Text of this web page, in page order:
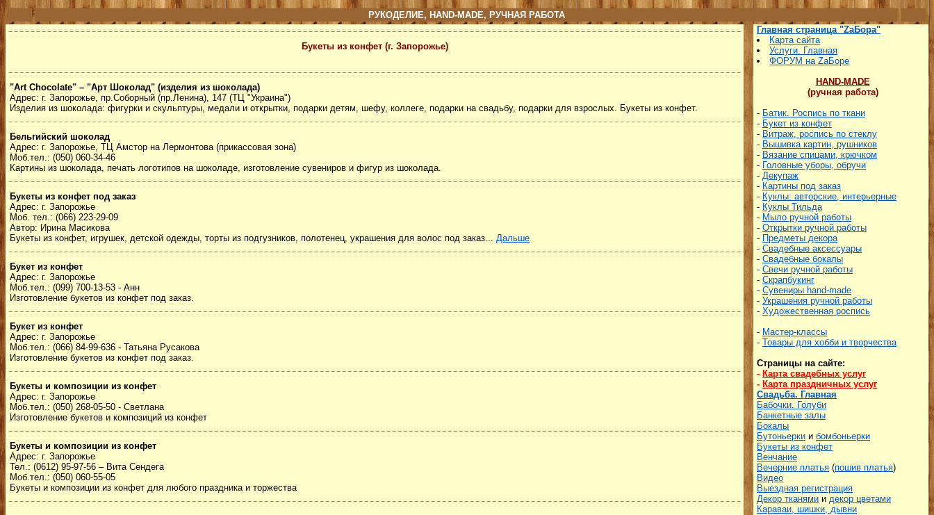
РУКОДЕЛИЕ, HAND-MADE, РУЧНАЯ РАБОТА
Букеты из конфет (г. Запорожье)
"Art Chocolate" – "Арт Шоколад" (изделия из шоколада)
Адрес: г. Запорожье, пр.Соборный (пр.Ленина), 147 (ТЦ "Украина")
Изделия из шоколада: фигурки и скульптуры, медали и открытки, подарки детям, шефу, коллеге, подарки на свадьбу, подарки для взрослых. Букеты из конфет.
Бельгийский шоколад
Адрес: г. Запорожье, ТЦ Амстор на Лермонтова (прикассовая зона)
Моб.тел.: (050) 060-34-46
Картины из шоколада, печать логотипов на шоколаде, изготовление сувениров и фигур из шоколада.
Букеты из конфет под заказ
Адрес: г. Запорожье
Моб. тел.: (066) 223-29-09
Автор: Ирина Масикова
Букеты из конфет, игрушек, детской одежды, торты из подгузников, полотенец, украшения для волос под заказ... Дальше
Букет из конфет
Адрес: г. Запорожье
Моб.тел.: (099) 700-13-53 - Анн
Изготовление букетов из конфет под заказ.
Букет из конфет
Адрес: г. Запорожье
Моб.тел.: (066) 84-99-636 - Татьяна Русакова
Изготовление букетов из конфет под заказ.
Букеты и композиции из конфет
Адрес: г. Запорожье
Моб.тел.: (050) 268-05-50 - Светлана
Изготовление букетов и композиций из конфет
Букеты и композиции из конфет
Адрес: г. Запорожье
Тел.: (0612) 95-97-56 – Вита Сендега
Моб.тел.: (050) 060-55-05
Букеты и композиции из конфет для любого праздника и торжества
Главная страница "ZаБора"
Карта сайта
Услуги. Главная
ФОРУМ на ZаБоре
HAND-MADE
(ручная работа)
- Батик. Роспись по ткани
- Букет из конфет
- Витраж, роспись по стеклу
- Вышивка картин, рушников
- Вязание спицами, крючком
- Головные уборы, обручи
- Декупаж
- Картины под заказ
- Куклы: авторские, интерьерные
- Куклы Тильда
- Мыло ручной работы
- Открытки ручной работы
- Предметы декора
- Свадебные аксессуары
- Свадебные бокалы
- Свечи ручной работы
- Скрапбукинг
- Сувениры hand-made
- Украшения ручной работы
- Художественная роспись
- Мастер-классы
- Товары для хобби и творчества
Страницы на сайте:
- Карта свадебных услуг
- Карта праздничных услуг
Свадьба. Главная
Бабочки. Голуби
Банкетные залы
Бокалы
Бутоньерки и бомбоньерки
Букеты из конфет
Венчание
Вечерние платья (пошив платья)
Видео
Выездная регистрация
Декор тканями и декор цветами
Караваи, шишки, дывни